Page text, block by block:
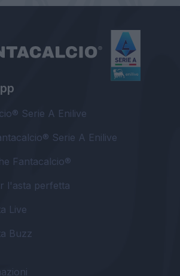
Serie A Enilive
Serie A Enilive
Fantacalcio®
l'asta perfetta
Live
Buzz